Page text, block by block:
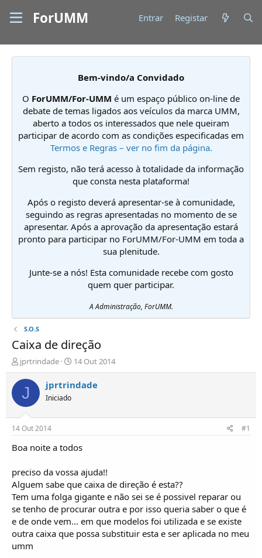
ForUMM Entrar Registar
Bem-vindo/a Convidado
O ForUMM/For-UMM é um espaço público on-line de
debate de temas ligados aos veículos da marca UMM,
aberto a todos os interessados que nele queiram
participar de acordo com as condições especificadas em
Termos e Regras – ver no fim da página.
Sem registo, não terá acesso à totalidade da informação
que consta nesta plataforma!
Após o registo deverá apresentar-se à comunidade,
seguindo as regras apresentadas no momento de se
apresentar. Após a aprovação da apresentação estará
pronto para participar no ForUMM/For-UMM em toda a
sua plenitude.
Junte-se a nós! Esta comunidade recebe com gosto
quem quer participar.
A Administração, ForUMM.
S.O.S
Caixa de direção
I
n
i
i
d
o
r
T
ó
p
i
c
o
s
jprtrindade
D
a
t
í
o
14 Out 2014
J jprtrindade
Iniciado
14 Out 2014 #1
Boa noite a todos
preciso da vossa ajuda!!
Alguem sabe que caixa de direção é esta??
Tem uma folga gigante e não sei se é possivel reparar ou
se tenho de procurar outra e por isso queria saber o que é
e de onde vem... em que modelos foi utilizada e se existe
outra caixa que possa substituir esta e ser aplicada no meu
umm